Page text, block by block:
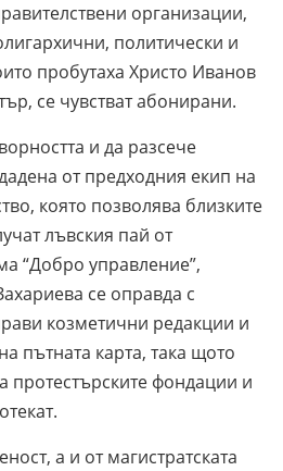
организации,
политически и
пробутаха Христо Иванов
се чувстват абонирани.
и да разсече
от предходния екип на
която позволява близките
лъвския пай от
“Добро управление”,
се оправда с
козметични редакции и
пътната карта, така щото
протестърските фондации и
а и от магистратската